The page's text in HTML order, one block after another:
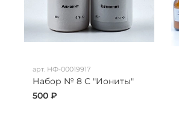
арт. НФ-00019917
Набор № 8 С "Иониты"
500 ₽